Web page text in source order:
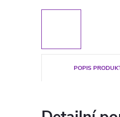
POPIS